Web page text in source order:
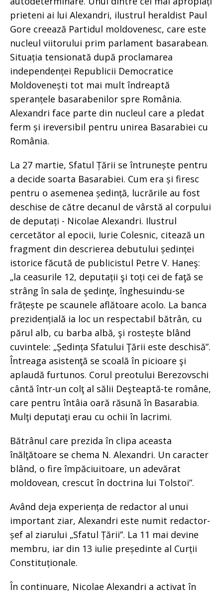
prieteni ai lui Alexandri, ilustrul heraldist Paul
Gore creează Partidul moldovenesc, care este
nucleul viitorului prim parlament basarabean.
Situația tensionată după proclamarea
independenței Republicii Democratice
Moldovenești tot mai mult îndreaptă
speranțele basarabenilor spre România.
Alexandri face parte din nucleul care a pledat
ferm și ireversibil pentru unirea Basarabiei cu
România.
La 27 martie, Sfatul Țării se întrunește pentru
a decide soarta Basarabiei. Cum era și firesc
pentru o asemenea ședință, lucrările au fost
deschise de către decanul de vârstă al corpului
de deputați - Nicolae Alexandri. Ilustrul
cercetător al epocii, Iurie Colesnic, citează un
fragment din descrierea debutului ședinței
istorice făcută de publicistul Petre V. Haneş:
„la ceasurile 12, deputații şi toți cei de faţă se
strâng în sala de şedinţe, înghesuindu-se
frățește pe scaunele aflătoare acolo. La banca
prezidențială ia loc un respectabil bătrân, cu
părul alb, cu barba albă, şi rostește blând
cuvintele: „Ședința Sfatului Ţării este deschisă”.
Întreaga asistenţă se scoală în picioare şi
aplaudă furtunos. Corul preotului Berezovschi
cântă într-un colţ al sălii Deşteaptă-te române,
care pentru întâia oară răsună în Basarabia.
Mulţi deputaţi erau cu ochii în lacrimi.
Bătrânul care prezida în clipa aceasta
înălţătoare se chema N. Alexandri. Un caracter
blând, o fire împăciuitoare, un adevărat
moldovean, crescut în doctrina lui Tolstoi”.
Având deja experiența de redactor al unui
important ziar, Alexandri este numit redactor-
șef al ziarului „Sfatul Țării”. La 11 mai devine
membru, iar din 13 iulie președinte al Curții
Constituționale.
În continuare, Nicolae Alexandri a activat în